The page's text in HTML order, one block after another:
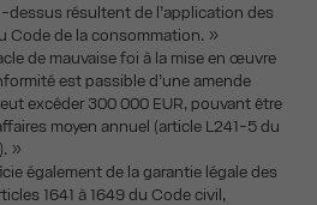
résultent de l’application des
Code de la consommation. »
de mauvaise foi à la mise en œuvre
est passible d’une amende
excéder 300 000 EUR, pouvant être
moyen annuel (article L241-5 du
»
également de la garantie légale des
1641 à 1649 du Code civil,